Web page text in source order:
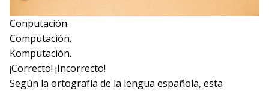
Conputación.
Computación.
Komputación.
¡Correcto! ¡Incorrecto!
Según la ortografía de la lengua española, esta